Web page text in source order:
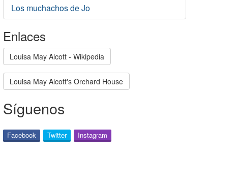
Los muchachos de Jo
Enlaces
Louisa May Alcott - Wikipedia
Louisa May Alcott's Orchard House
Síguenos
Facebook Twitter Instagram